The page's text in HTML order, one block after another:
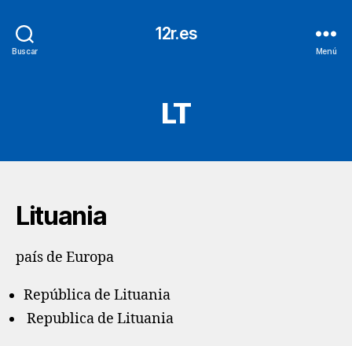
Buscar
12r.es
Menú
LT
Lituania
país de Europa
República de Lituania
Republica de Lituania